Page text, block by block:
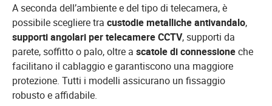
A seconda dell’ambiente e del tipo di telecamera, è
possibile scegliere tra custodie metalliche antivandalo,
supporti angolari per telecamere CCTV, supporti da
parete, soffitto o palo, oltre a scatole di connessioneche
facilitano il cablaggio e garantiscono una maggiore
protezione. Tutti i modelli assicurano un fissaggio
robusto e affidabile.